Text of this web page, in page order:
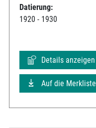
Datierung:
1920 - 1930
Details anzeigen
Auf die Merkliste